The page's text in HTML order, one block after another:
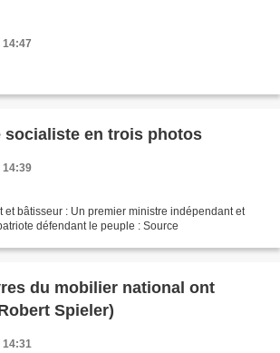
14:47
socialiste en trois photos
14:39
et bâtisseur : Un premier ministre indépendant et
défendant le peuple : Source
du mobilier national ont
Spieler)
14:31